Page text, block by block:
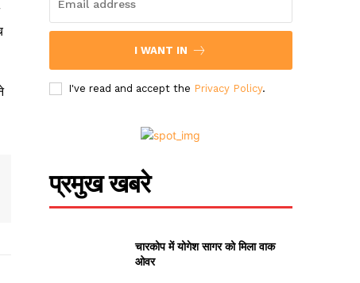
I WANT IN
I've read and accept the Privacy Policy.
प्रमुख खबरे
चारकोप में योगेश सागर को मिला वाक
ओवर